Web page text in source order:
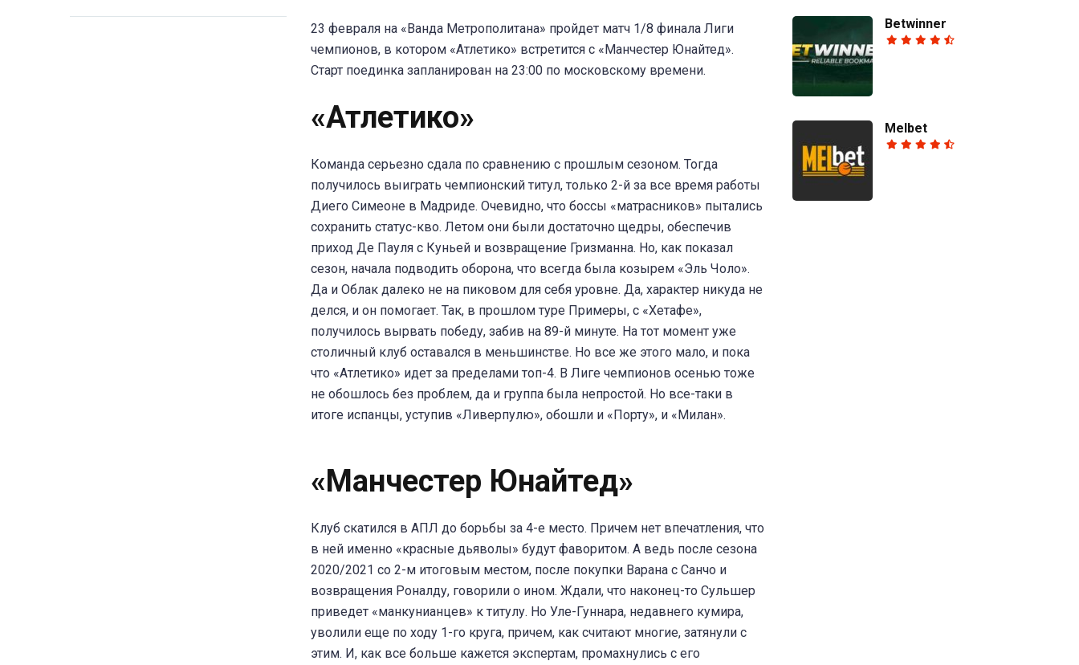
23 февраля на «Ванда Метрополитана» пройдет матч 1/8 финала Лиги
чемпионов, в котором «Атлетико» встретится с «Манчестер Юнайтед».
Старт поединка запланирован на 23:00 по московскому времени.
«Атлетико»
Команда серьезно сдала по сравнению с прошлым сезоном. Тогда
получилось выиграть чемпионский титул, только 2-й за все время работы
Диего Симеоне в Мадриде. Очевидно, что боссы «матрасников» пытались
сохранить статус-кво. Летом они были достаточно щедры, обеспечив
приход Де Пауля с Куньей и возвращение Гризманна. Но, как показал
сезон, начала подводить оборона, что всегда была козырем «Эль Чоло».
Да и Облак далеко не на пиковом для себя уровне. Да, характер никуда не
делся, и он помогает. Так, в прошлом туре Примеры, с «Хетафе»,
получилось вырвать победу, забив на 89-й минуте. На тот момент уже
столичный клуб оставался в меньшинстве. Но все же этого мало, и пока
что «Атлетико» идет за пределами топ-4. В Лиге чемпионов осенью тоже
не обошлось без проблем, да и группа была непростой. Но все-таки в
итоге испанцы, уступив «Ливерпулю», обошли и «Порту», и «Милан».
«Манчестер Юнайтед»
Клуб скатился в АПЛ до борьбы за 4-е место. Причем нет впечатления, что
в ней именно «красные дьяволы» будут фаворитом. А ведь после сезона
2020/2021 со 2-м итоговым местом, после покупки Варана с Санчо и
возвращения Роналду, говорили о ином. Ждали, что наконец-то Сульшер
приведет «манкунианцев» к титулу. Но Уле-Гуннара, недавнего кумира,
уволили еще по ходу 1-го круга, причем, как считают многие, затянули с
этим. И, как все больше кажется экспертам, промахнулись с его
Betwinner
Melbet